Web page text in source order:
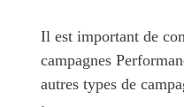
Il est important de
campagnes
autres types de